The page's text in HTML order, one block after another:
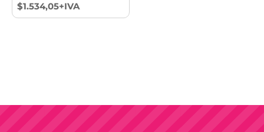
$1.534,05+IVA